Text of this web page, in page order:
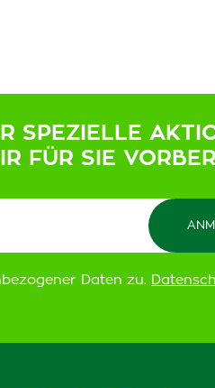
SPEZIELLE
FÜR SIE
Daten zu.